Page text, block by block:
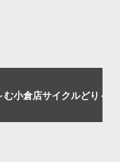
む小倉店サイクルどり～